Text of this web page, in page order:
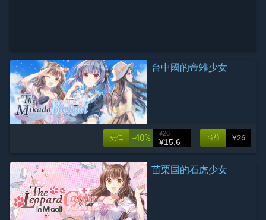
台中國的帝雉少女
¥26
当前
-40% ¥26
¥15.6
史低
苗栗国的石虎少女